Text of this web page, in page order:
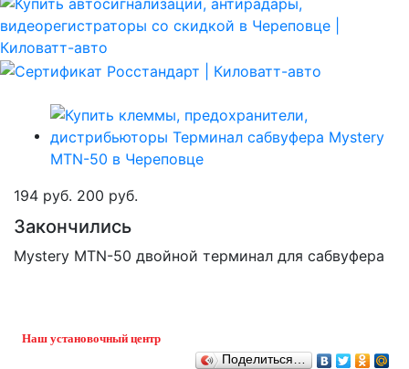
194 руб. 200 руб.
Закончились
Mystery MTN-50 двойной терминал для сабвуфера
Наш установочный центр
Поделиться…